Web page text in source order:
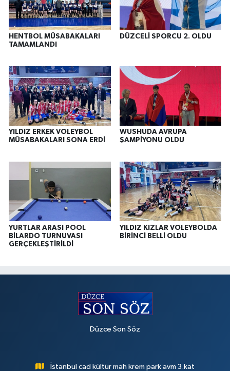
HENTBOL MÜSABAKALARI
TAMAMLANDI
DÜZCELİ SPORCU 2. OLDU
YILDIZ ERKEK VOLEYBOL
MÜSABAKALARI SONA ERDİ
WUSHUDA AVRUPA
ŞAMPİYONU OLDU
YURTLAR ARASI POOL
BİLARDO TURNUVASI
GERÇEKLEŞTİRİLDİ
YILDIZ KIZLAR VOLEYBOLDA
BİRİNCİ BELLİ OLDU
Düzce Son Söz
İstanbul cad kültür mah krem park avm 3.kat